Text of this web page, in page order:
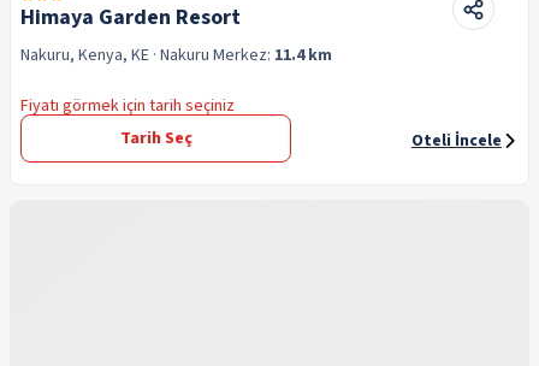
Himaya Garden Resort
Nakuru, Kenya, KE · Nakuru Merkez: 11.4 km
Fiyatı görmek için tarih seçiniz
Tarih Seç
Oteli İncele